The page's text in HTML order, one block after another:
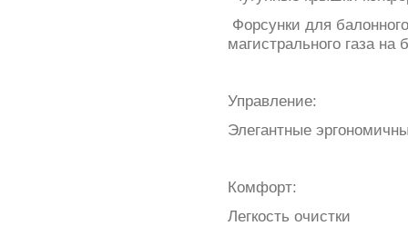
Форсунки для
магистрального газа на
Управление:
Элегантные
Комфорт:
Легкость очистки